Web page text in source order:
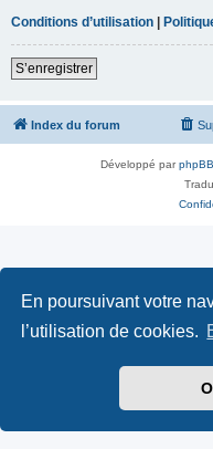
En poursuivant votre
l’utilisation de cookies.
Conditions d’utilisation |
S’enregistrer
Index du forum
Développé parphpBB